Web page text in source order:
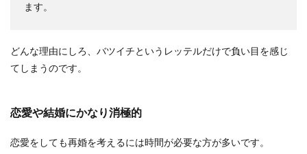
子供への結婚のご祝儀について、親が子供に渡す
通のゲストは...
ます。
どんな理由にしろ、バツイチというレッテルだけで負い目を感じ
てしまうのです。
恋愛や結婚にかなり消極的
恋愛をしても再婚を考えるには時間が必要な方が多いです。